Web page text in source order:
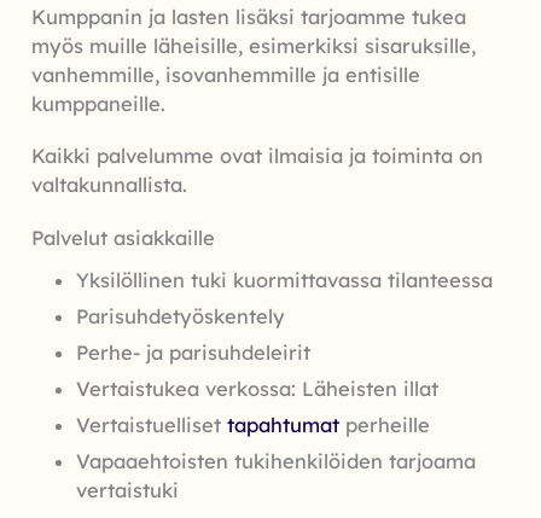
Kumppanin ja lasten lisäksi tarjoamme tukea
myös muille läheisille, esimerkiksi sisaruksille,
vanhemmille, isovanhemmille ja entisille
kumppaneille.
Kaikki palvelumme ovat ilmaisia ja toiminta on
valtakunnallista.
Palvelut asiakkaille
Yksilöllinen tuki kuormittavassa tilanteessa
Parisuhdetyöskentely
Perhe- ja parisuhdeleirit
Vertaistukea verkossa: Läheisten illat
Vertaistuelliset tapahtumatperheille
Vapaaehtoisten tukihenkilöiden tarjoama
vertaistuki